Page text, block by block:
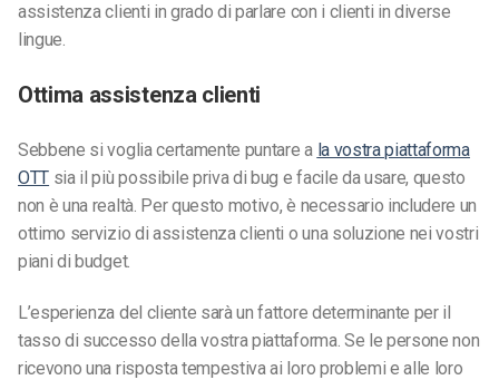
assistenza clienti in grado di parlare con i clienti in diverse
lingue.
Ottima assistenza clienti
Sebbene si voglia certamente puntare a la vostra piattaforma
OTT sia il più possibile priva di bug e facile da usare, questo
non è una realtà. Per questo motivo, è necessario includere un
ottimo servizio di assistenza clienti o una soluzione nei vostri
piani di budget.
L’esperienza del cliente sarà un fattore determinante per il
tasso di successo della vostra piattaforma. Se le persone non
ricevono una risposta tempestiva ai loro problemi e alle loro